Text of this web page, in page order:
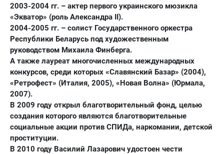
2003-2004 гг. – актер первого украинского мюзикла
«Экватор» (роль Александра ІІ).
2004-2005 гг. – солист Государственного оркестра
Республики Беларусь под художественным
руководством Михаила Финберга.
А также лауреат многочисленных международных
конкурсов, среди которых «Славянский Базар» (2004),
«Ретрофест» (Италия, 2005), «Новая Волна» (Юрмала,
2007).
В 2009 году открыл благотворительный фонд, целью
создания которого являются благотворительные
социальные акции против СПИДа, наркомании, детской
проституции.
В 2010 году Василий Лазарович удостоен чести